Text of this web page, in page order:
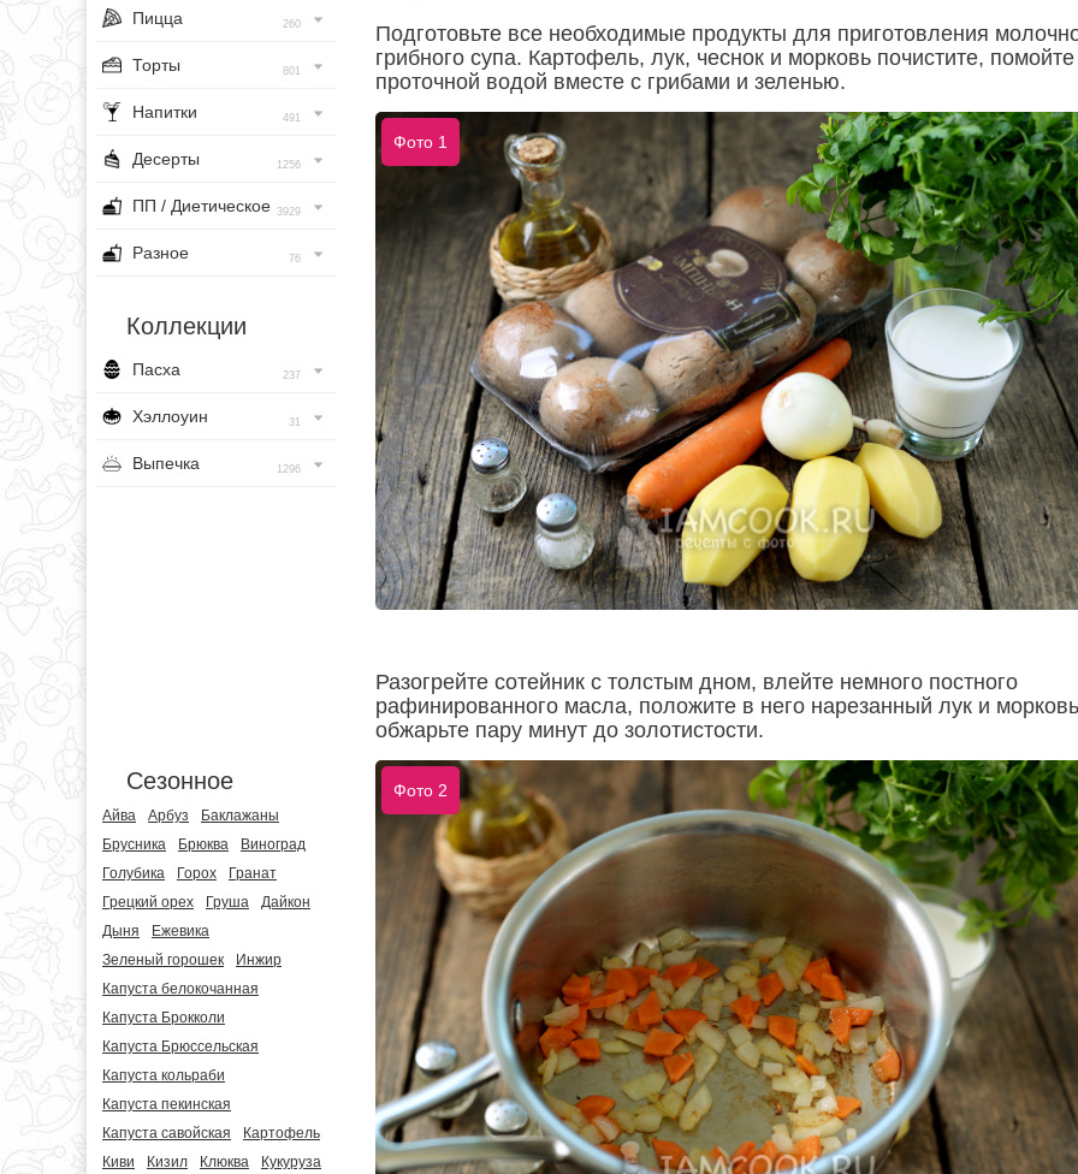
Пицца 260
Торты 801
Напитки 491
Десерты 1256
ПП / Диетическое 3929
Разное 76
Коллекции
Пасха 237
Хэллоуин 31
Выпечка 1296
Сезонное
Айва Арбуз
Баклажаны
Брусника
Брюква
Виноград
Голубика
Горох
Гранат
Грецкий орех
Груша
Дайкон
Дыня
Ежевика
Зеленый горошек
Инжир
Капуста белокочанная
Капуста Брокколи
Капуста Брюссельская
Капуста кольраби
Капуста пекинская
Капуста савойская
Картофель
Киви
Кизил Клюква
Кукуруза
Подготовьте все необходимые продукты для приготовления
грибного супа. Картофель, лук, чеснок и морковь почистите,
проточной водой вместе с грибами и зеленью.
Фото 1
Разогрейте сотейник с толстым дном, влейте немного постного
рафинированного масла, положите в него нарезанный лук и
обжарьте пару минут до золотистости.
Фото 2